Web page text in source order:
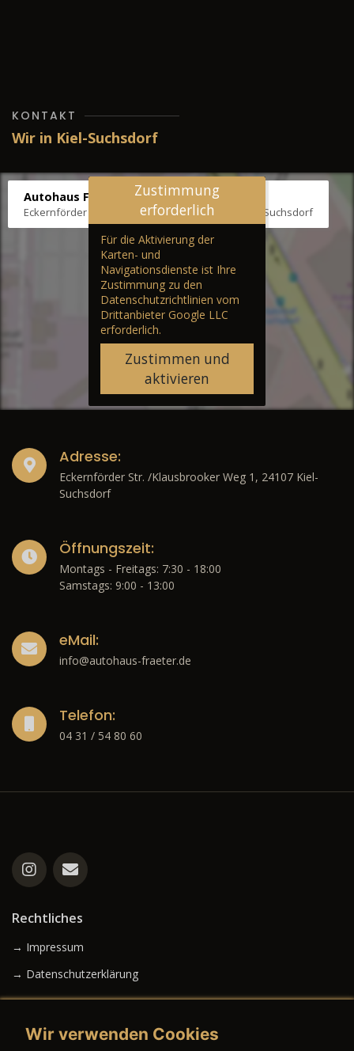
KONTAKT
Wir in Kiel-Suchsdorf
Autohaus Fräter
Eckernförder Str. /Klausbrooker Weg 1, 24107 Kiel-Suchsdorf
Zustimmung
erforderlich
Für die Aktivierung der
Karten- und
Navigationsdienste ist Ihre
Zustimmung zu den
Datenschutzrichtlinien vom
Drittanbieter Google LLC
erforderlich.
Zustimmen und
aktivieren
Adresse:
Eckernförder Str. /Klausbrooker Weg 1, 24107 Kiel-
Suchsdorf
Öffnungszeit:
Montags - Freitags: 7:30 - 18:00
Samstags: 9:00 - 13:00
eMail:
info@autohaus-fraeter.de
Telefon:
04 31 / 54 80 60
Rechtliches
→ Impressum
→ Datenschutzerklärung
Wir verwenden Cookies